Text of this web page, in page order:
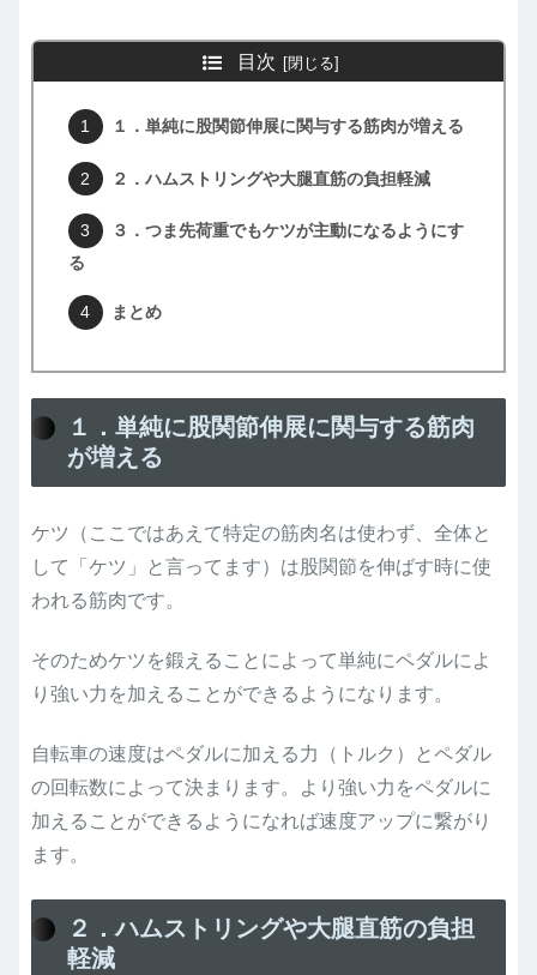
目次
１．単純に股関節伸展に関与する筋肉が増える
２．ハムストリングや大腿直筋の負担軽減
３．つま先荷重でもケツが主動になるようにす
る
まとめ
１．単純に股関節伸展に関与する筋肉
が増える
ケツ（ここではあえて特定の筋肉名は使わず、全体と
して「ケツ」と言ってます）は股関節を伸ばす時に使
われる筋肉です。
そのためケツを鍛えることによって単純にペダルによ
り強い力を加えることができるようになります。
自転車の速度はペダルに加える力（トルク）とペダル
の回転数によって決まります。より強い力をペダルに
加えることができるようになれば速度アップに繋がり
ます。
２．ハムストリングや大腿直筋の負担
軽減